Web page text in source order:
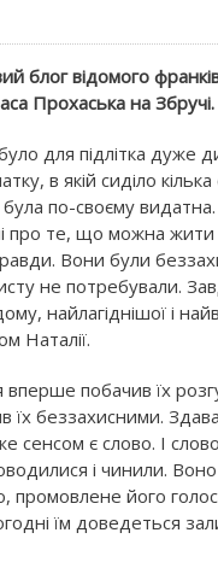
блог відомого
Прохаська на Збручі.
для підлітка дуже
в якій сиділо
по-своєму видатна.
про те, що можна жити
Вони були
не потребували.
найлагіднішої і
Наталії.
вперше побачив їх
їх беззахисними.
сенсом є слово. І
і чинили.
його
їм доведеться